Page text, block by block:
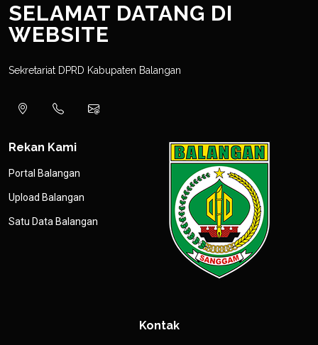
SELAMAT DATANG DI
WEBSITE
Sekretariat DPRD Kabupaten Balangan
Rekan Kami
Portal Balangan
Upload Balangan
Satu Data Balangan
Kontak